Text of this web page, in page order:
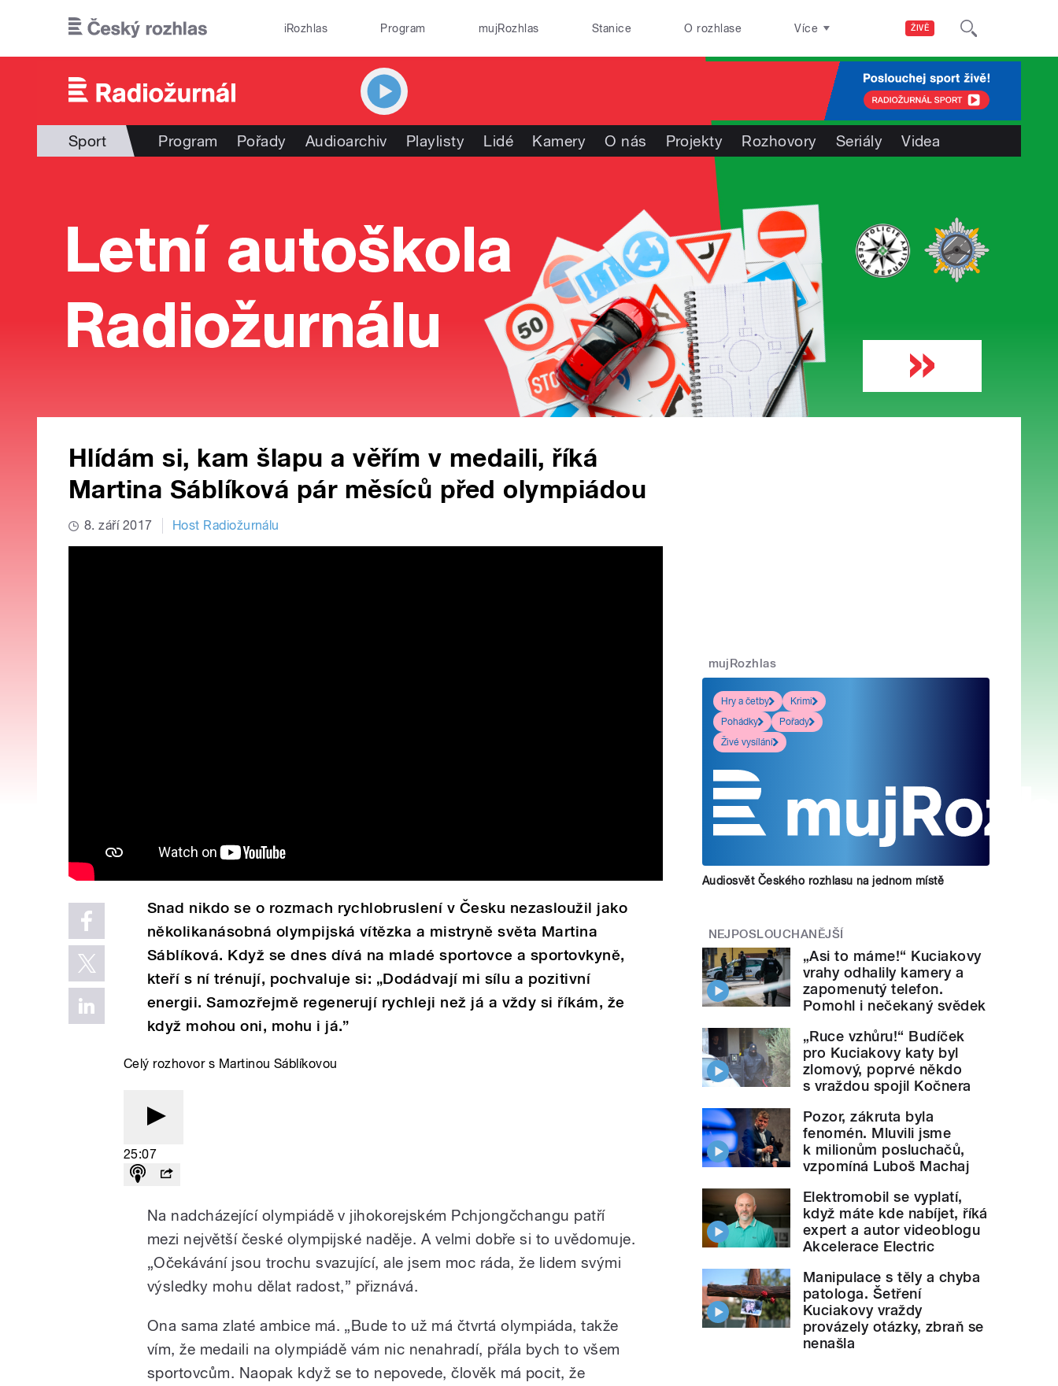
ŽIVĚ
iRozhlas Program mujRozhlas Stanice O rozhlase Více
Sport Program Pořady Audioarchiv Playlisty Lidé Kamery O nás Projekty Rozhovory Seriály Videa
Hlídám si, kam šlapu a věřím v medaili, říká
Martina Sáblíková pár měsíců před olympiádou
8. září 2017 Host Radiožurnálu
Snad nikdo se o rozmach rychlobruslení v Česku nezasloužil jako
několikanásobná olympijská vítězka a mistryně světa Martina
Sáblíková. Když se dnes dívá na mladé sportovce a sportovkyně,
kteří s ní trénují, pochvaluje si: „Dodádvají mi sílu a pozitivní
energii. Samozřejmě regenerují rychleji než já a vždy si říkám, že
když mohou oni, mohu i já.”
Celý rozhovor s Martinou Sáblíkovou
25:07
Na nadcházející olympiádě v jihokorejském Pchjongčchangu patří
mezi největší české olympijské naděje. A velmi dobře si to uvědomuje.
„Očekávání jsou trochu svazující, ale jsem moc ráda, že lidem svými
výsledky mohu dělat radost,” přiznává.
Ona sama zlaté ambice má. „Bude to už má čtvrtá olympiáda, takže
vím, že medaili na olympiádě vám nic nenahradí, přála bych to všem
sportovcům. Naopak když se to nepovede, člověk má pocit, že
mujRozhlas
Hry a četby
Krimi
Pohádky
Pořady
Živé vysílání
Audiosvět Českého rozhlasu na jednom místě
NEJPOSLOUCHANĚJŠÍ
„Asi to máme!“ Kuciakovy
vrahy odhalily kamery a
zapomenutý telefon.
Pomohl i nečekaný svědek
„Ruce vzhůru!“ Budíček
pro Kuciakovy katy byl
zlomový, poprvé někdo
s vraždou spojil Kočnera
Pozor, zákruta byla
fenomén. Mluvili jsme
k milionům posluchačů,
vzpomíná Luboš Machaj
Elektromobil se vyplatí,
když máte kde nabíjet, říká
expert a autor videoblogu
Akcelerace Electric
Manipulace s těly a chyba
patologa. Šetření
Kuciakovy vraždy
provázely otázky, zbraň se
nenašla